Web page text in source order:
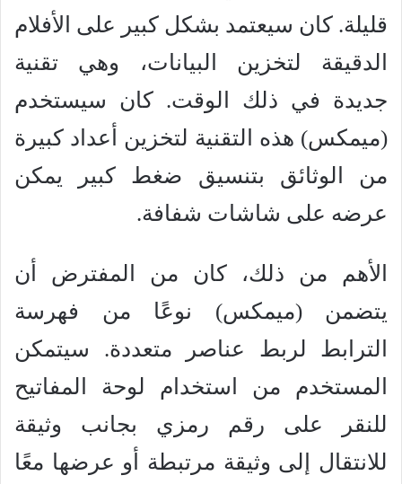
قليلة. كان سيعتمد بشكل كبير على الأفلام
الدقيقة لتخزين البيانات، وهي تقنية
جديدة في ذلك الوقت. كان سيستخدم
(ميمكس) هذه التقنية لتخزين أعداد كبيرة
من الوثائق بتنسيق ضغط كبير يمكن
عرضه على شاشات شفافة.
الأهم من ذلك، كان من المفترض أن
يتضمن (ميمكس) نوعًا من فهرسة
الترابط لربط عناصر متعددة. سيتمكن
المستخدم من استخدام لوحة المفاتيح
للنقر على رقم رمزي بجانب وثيقة
للانتقال إلى وثيقة مرتبطة أو عرضها معًا